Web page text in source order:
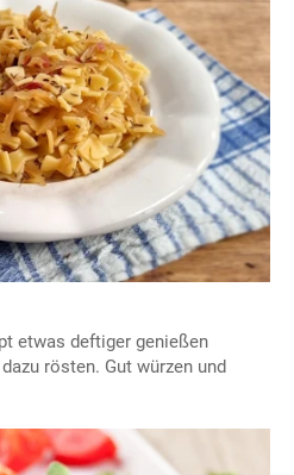
etwas deftiger genießen
rösten. Gut würzen und